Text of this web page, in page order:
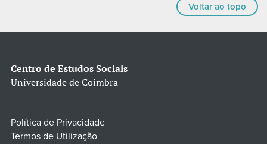
Voltar ao topo
Centro de Estudos Sociais
Universidade de Coimbra
Política de Privacidade
Termos de Utilização